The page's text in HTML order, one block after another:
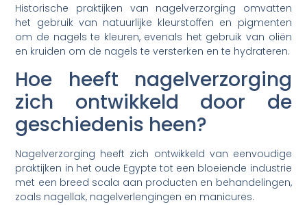
Historische praktijken van nagelverzorging omvatten
het gebruik van natuurlijke kleurstoffen en pigmenten
om de nagels te kleuren, evenals het gebruik van oliën
en kruiden om de nagels te versterken en te hydrateren.
Hoe heeft nagelverzorging
zich ontwikkeld door de
geschiedenis heen?
Nagelverzorging heeft zich ontwikkeld van eenvoudige
praktijken in het oude Egypte tot een bloeiende industrie
met een breed scala aan producten en behandelingen,
zoals nagellak, nagelverlengingen en manicures.